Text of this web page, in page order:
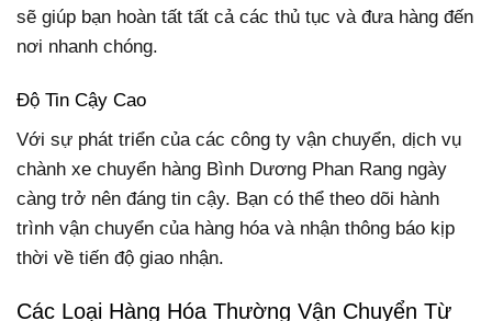
sẽ giúp bạn hoàn tất tất cả các thủ tục và đưa hàng đến
nơi nhanh chóng.
Độ Tin Cậy Cao
Với sự phát triển của các công ty vận chuyển, dịch vụ
chành xe chuyển hàng Bình Dương Phan Rang ngày
càng trở nên đáng tin cậy. Bạn có thể theo dõi hành
trình vận chuyển của hàng hóa và nhận thông báo kịp
thời về tiến độ giao nhận.
Các Loại Hàng Hóa Thường Vận Chuyển Từ